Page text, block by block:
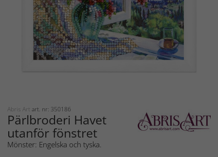
Abris Art art. nr: 350186
Pärlbroderi Havet
utanför fönstret
Mönster: Engelska och tyska.